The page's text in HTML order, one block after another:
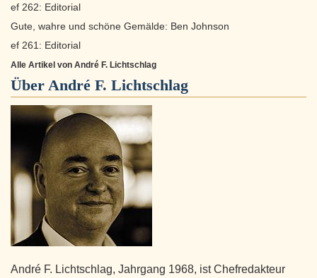
ef 262: Editorial
Gute, wahre und schöne Gemälde: Ben Johnson
ef 261: Editorial
Alle Artikel von André F. Lichtschlag
Über André F. Lichtschlag
André F. Lichtschlag, Jahrgang 1968, ist Chefredakteur